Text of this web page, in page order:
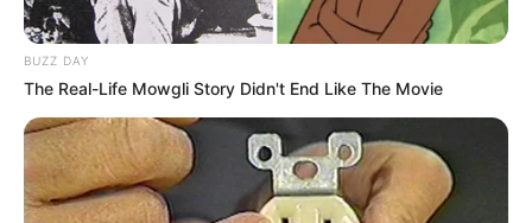
BUZZ DAY
The Real-Life Mowgli Story Didn't End Like The Movie